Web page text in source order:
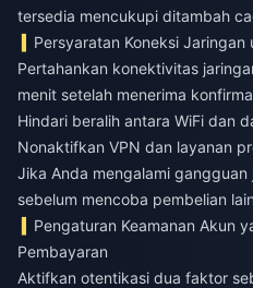
tersedia mencukupi ditambah
Persyaratan Koneksi
Pertahankan konektivitas
menit setelah menerima
Hindari beralih antara WiFi dan
Nonaktifkan VPN dan layanan
Jika Anda mengalami
sebelum mencoba pembelian lain
Pengaturan Keamanan Akun
Pembayaran
Aktifkan otentikasi dua faktor